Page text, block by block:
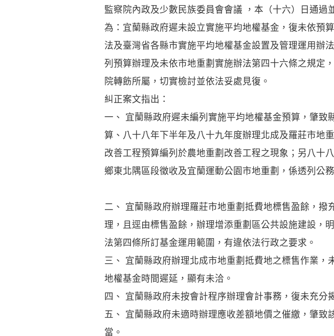
監察院內政及少數民族委員會會議 ，本（十六）日通
為：宜蘭縣政府遲未設立實施平均地權基金，復未依預
法及臺灣省各縣市實施平均地權基金設置及管理運用辦
列預算辦理及未依市地重劃實施辦法第四十六條之規定
院轉飭所屬，切實檢討並依法妥處見復。
糾正案文指出：
一、 宜蘭縣政府遲未編列實施平均地權基金預算，肇
算、八十八年下半年及八十九年度辦理北成及羅莊市地
改善工程預算編列於農地重劃改善工程之現象；另八十
鄉東北隅區段徵收及宜蘭運動公園市地重劃，係透列公
二、 宜蘭縣政府辦理羅莊市地重劃抵費地標售盈餘，
理，且逕由標售盈餘，辦理增添重劃區公共設施建設，
法第四條所訂基金運用範圍，有違依法行政之要求。
三、 宜蘭縣政府辦理北成市地重劃抵費地之標售作業
地權基金時間遲延，顯有未洽。
四、 宜蘭縣政府未按會計程序辦理會計事務，復未充分
五、 宜蘭縣政府未適時辦理應收差額地價之催繳，肇
當。